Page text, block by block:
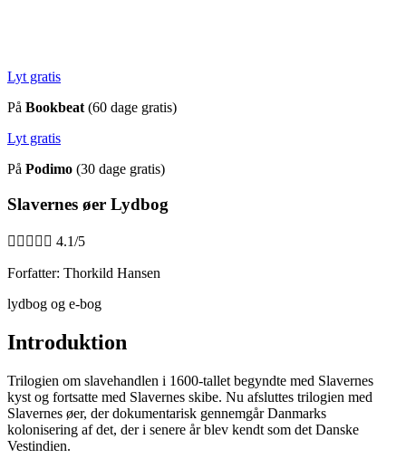
Lyt gratis
På Bookbeat (60 dage gratis)
Lyt gratis
På Podimo (30 dage gratis)
Slavernes øer Lydbog
     4.1/5
Forfatter: Thorkild Hansen
lydbog og e-bog
Introduktion
Trilogien om slavehandlen i 1600-tallet begyndte med Slavernes
kyst og fortsatte med Slavernes skibe. Nu afsluttes trilogien med
Slavernes øer, der dokumentarisk gennemgår Danmarks
kolonisering af det, der i senere år blev kendt som det Danske
Vestindien.